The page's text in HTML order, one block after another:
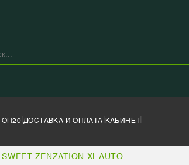
ТОП20 |ДОСТАВКА И ОПЛАТА КАБИНЕТ |
SWEET ZENZATION XL AUTO